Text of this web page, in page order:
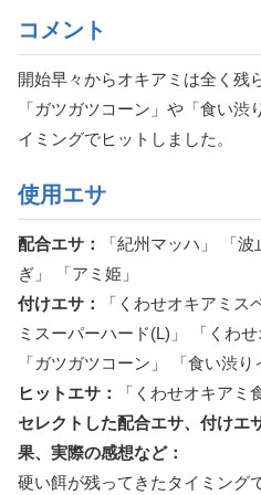
コメント
開始早々からオキアミは全く残
「ガツガツコーン」や「食い
イミングでヒットしました。
使用エサ
配合エサ：
「紀州マッハ」 「
ぎ」 「アミ姫」
付けエサ：
「くわせオキアミ
ミスーパーハード(L)」 「くわ
「ガツガツコーン」 「食い渋り
ヒットエサ：
「くわせオキアミ
セレクトした配合エサ、付けエ
果、実際の感想など：
硬い餌が残ってきたタイミング